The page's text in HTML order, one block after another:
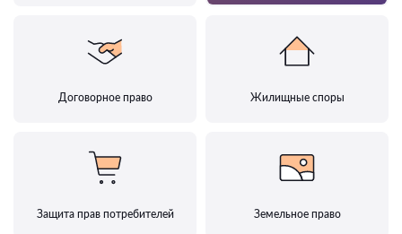
Договорное право Жилищные споры
Защита прав потребителей Земельное право